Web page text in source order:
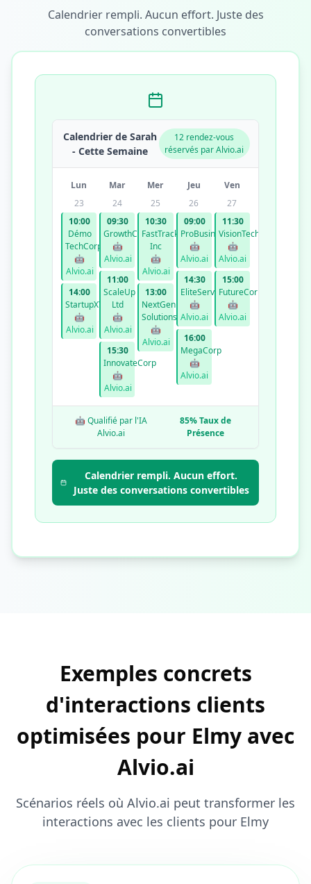
Calendrier rempli. Aucun effort. Juste des
conversations convertibles
Calendrier de Sarah
- Cette Semaine
12 rendez-vous
réservés par Alvio.ai
Lun Mar Mer Jeu
Ven
23
10:00
Démo
TechCorp
🤖
Alvio.ai
14:00
StartupXYZ
🤖
Alvio.ai
24
09:30
GrowthCo
🤖
Alvio.ai
11:00
ScaleUp
Ltd
🤖
Alvio.ai
15:30
InnovateCorp
🤖
Alvio.ai
25
10:30
FastTrack
Inc
🤖
Alvio.ai
13:00
NextGen
Solutions
🤖
Alvio.ai
26
09:00
ProBusiness
🤖
Alvio.ai
14:30
EliteServices
🤖
Alvio.ai
16:00
MegaCorp
🤖
Alvio.ai
27
11:30
VisionTech
🤖
Alvio.ai
15:00
FutureCorp
🤖
Alvio.ai
🤖 Qualifié par l'IA
Alvio.ai
85% Taux de
Présence
Calendrier rempli. Aucun effort.
Juste des conversations convertibles
Exemples concrets
d'interactions clients
optimisées pour Elmy avec
Alvio.ai
Scénarios réels où Alvio.ai peut transformer les
interactions avec les clients pour Elmy